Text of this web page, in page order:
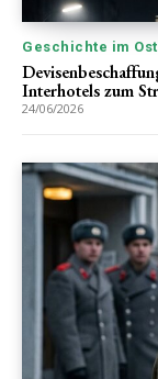
Geschichte im
Interhotels zum
24/06/2026